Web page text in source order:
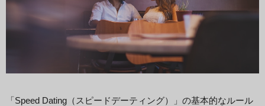
「Speed Dating（スピードデーティング）」の基本的なルール